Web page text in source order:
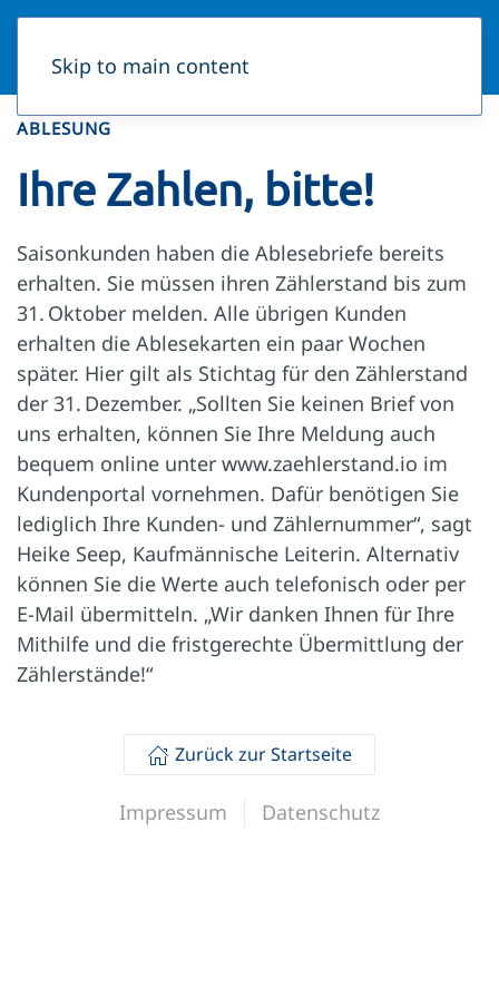
Skip to main content
ABLESUNG
Ihre Zahlen, bitte!
Saisonkunden haben die Ablesebriefe bereits
erhalten. Sie müssen ihren Zählerstand bis zum
31. Oktober melden. Alle übrigen Kunden
erhalten die Ablesekarten ein paar Wochen
später. Hier gilt als Stichtag für den Zählerstand
der 31. Dezember. „Sollten Sie keinen Brief von
uns erhalten, können Sie Ihre Meldung auch
bequem online unter www.zaehlerstand.io im
Kundenportal vornehmen. Dafür benötigen Sie
lediglich Ihre Kunden- und Zählernummer“, sagt
Heike Seep, Kaufmännische Leiterin. Alternativ
können Sie die Werte auch telefonisch oder per
E-Mail übermitteln. „Wir danken Ihnen für Ihre
Mithilfe und die fristgerechte Übermittlung der
Zählerstände!“
Zurück zur Startseite
Impressum Datenschutz